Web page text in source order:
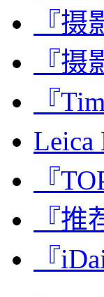
『
『
『
Leica
『
『
『